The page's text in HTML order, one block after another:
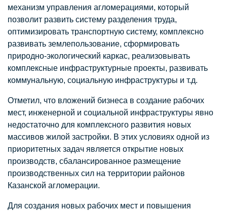
механизм управления агломерациями, который
позволит развить систему разделения труда,
оптимизировать транспортную систему, комплексно
развивать землепользование, сформировать
природно-экологический каркас, реализовывать
комплексные инфраструктурные проекты, развивать
коммунальную, социальную инфраструктуры и т.д.
Отметил, что вложений бизнеса в создание рабочих
мест, инженерной и социальной инфраструктуры явно
недостаточно для комплексного развития новых
массивов жилой застройки. В этих условиях одной из
приоритетных задач является открытие новых
производств, сбалансированное размещение
производственных сил на территории районов
Казанской агломерации.
Для создания новых рабочих мест и повышения